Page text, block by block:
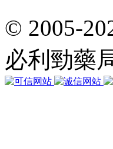
共
行
8
個
查
© 2005-
必利勁藥